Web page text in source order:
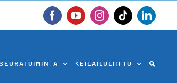
FacebookYouTubeInstagram
Tiktok
SEURATOIMINTA KEILAILULIITTO